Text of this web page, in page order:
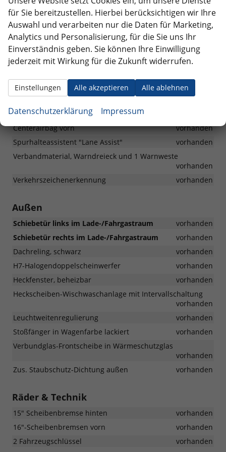
Fahrgastraum (außer mittlerer Sitz der 2. Sitzreihe)
vorhanden
Kreuzungsassistent
vorhanden
Multifunktionskamera
vorhanden
Notbremsassistent "Front Assist" mit Fußgänger- und
Notrufsystem eCall, Voraussetzung: Verfügbarkeit
benötigter Mobilfunknetze
vorhanden
Seiten- und Kopfairbag für Fahrer und Beifahrer,
Kopfairbags für die äußeren Sitzplätze hinten und
Centerairbag vorn
vorhanden
Spurhalteassistent "Lane Assist"
vorhanden
Verbandmaterial, Warndreieck und 1 Warnweste
vorhanden
Verkehrszeichenerkennung
vorhanden
Außen
Schiebetür links im Lade-/Fahrgastraum
vorhanden
Schiebetür rechts im Lade-/Fahrgastraum
vorhanden
Dachreling, schwarz
vorhanden
H7-Halogendoppelscheinwerfer
vorhanden
Heckfenster, beheizbar
vorhanden
Heckscheiben-Wischwaschanlage mit Intervallschaltung
vorhanden
Leuchtweitenregulierung
vorhanden
Stoßfänger in Wagenfarbe lackiert
vorhanden
Verbundglas-Frontscheibe in Wärmeschutzglas
vorhanden
Zus. Staubschutz-Dichtung außen
vorhanden
Räder & Technik
15" Scheibenbremse hinten
vorhanden
16"-Scheibenbremsen vorn
vorhanden
2 Fahrzeugschlüssel
vorhanden
für Sie bereitzustellen. Hierbei berücksichtigen wir Ihre
Auswahl und verarbeiten nur die Daten für Marketing,
Analytics und Personalisierung, für die Sie uns Ihr
Einverständnis geben. Sie können Ihre Einwilligung
jederzeit mit Wirkung für die Zukunft widerrufen.
Alle akzeptieren Alle ablehnen
Einstellungen
Datenschutzerklärung Impressum